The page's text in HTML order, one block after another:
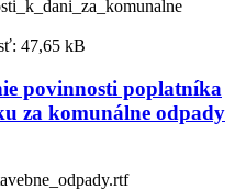
47,65 kB
povinnosti poplatníka
za komunálne odpady